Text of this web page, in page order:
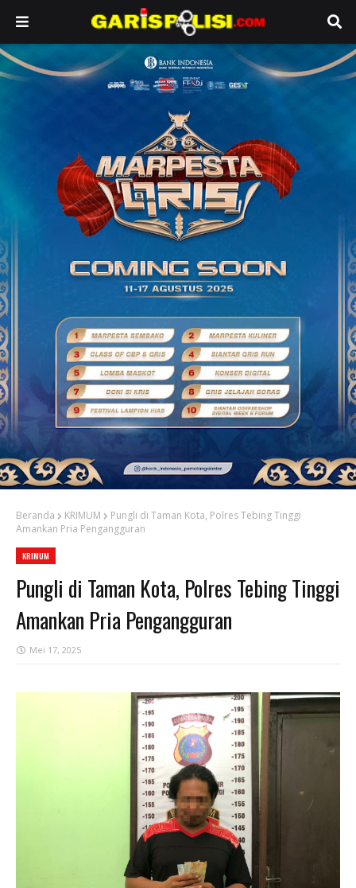
Beranda KRIMUM
Pungli di Taman Kota, Polres Tebing Tinggi
Amankan Pria Pengangguran
KRIMUM
Pungli di Taman Kota, Polres Tebing Tinggi
Amankan Pria Pengangguran
Mei 17, 2025